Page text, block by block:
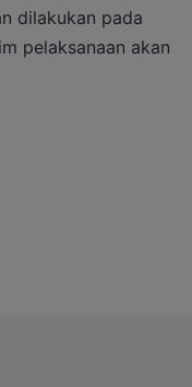
dilakukan pada
pelaksanaan akan